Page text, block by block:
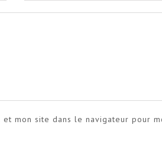
mon site dans le navigateur pour